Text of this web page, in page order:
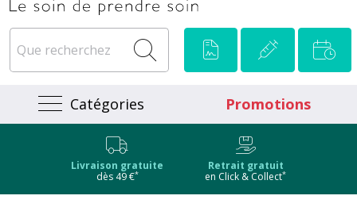
Catégories Promotions
Livraison gratuite
dès 49 €*
Retrait gratuit
en Click & Collect*